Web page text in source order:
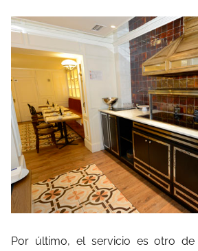
Por último, el servicio es otro